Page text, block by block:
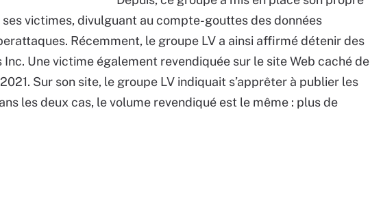
victimes, divulguant au compte-gouttes des données
Récemment, le groupe LV a ainsi affirmé détenir des
Inc. Une victime également revendiquée sur le site Web caché de
Sur son site, le groupe LV indiquait s’apprêter à publier les
les deux cas, le volume revendiqué est le même : plus de